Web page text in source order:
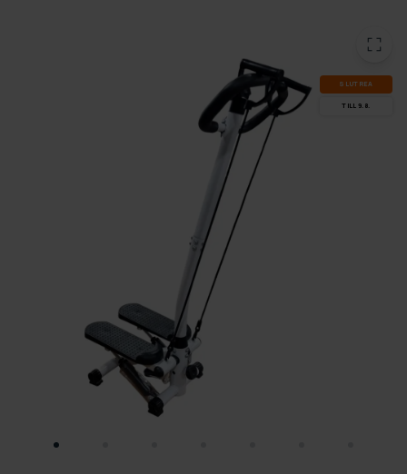
SLUT­REA
TILL 9.8.